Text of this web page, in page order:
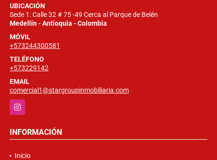
UBICACIÓN
Sede 1: Calle 32 # 75 -49 Cerca al Parque de Belén
Medellín - Antioquia - Colombia
MÓVIL
+573244300581
TELÉFONO
+573229142
EMAIL
comercial1@stargroupinmobiliaria.com
Instagram
INFORMACIÓN
Inicio